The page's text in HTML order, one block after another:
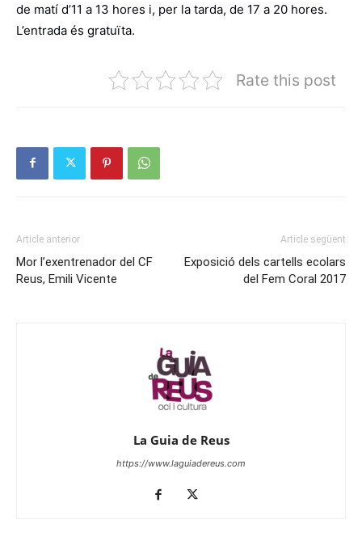
de matí d’11 a 13 hores i, per la tarda, de 17 a 20 hores.
L’entrada és gratuïta.
Rate this post
Article anterior
Mor l’exentrenador del CF
Reus, Emili Vicente
Article següent
Exposició dels cartells ecolars
del Fem Coral 2017
La Guia de Reus
https://www.laguiadereus.com